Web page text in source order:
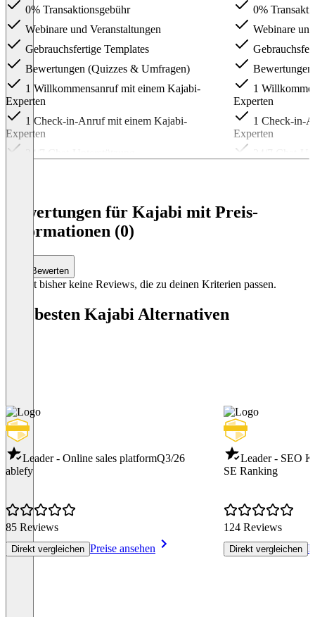
0% Transaktionsgebühr
Webinare und Veranstaltungen
Gebrauchsfertige Templates
Bewertungen (Quizzes & Umfragen)
1 Willkommensanruf mit einem Kajabi-
Experten
1 Check-in-Anruf mit einem Kajabi-
Experten
Partnerprogramm
0%
Webinare
1
Experten
1 Check-in-
Experten
entfernen
Bewertungen für Kajabi mit Preis-
Informationen (0)
Bewerten
Es gibt bisher keine Reviews, die zu deinen Kriterien passen.
Die besten Kajabi Alternativen
Leader - Online sales platformQ3/26
ablefy
85 Reviews
Direkt vergleichen Preise ansehen
Leader - SEO
SE Ranking
124 Reviews
Direkt vergleichen